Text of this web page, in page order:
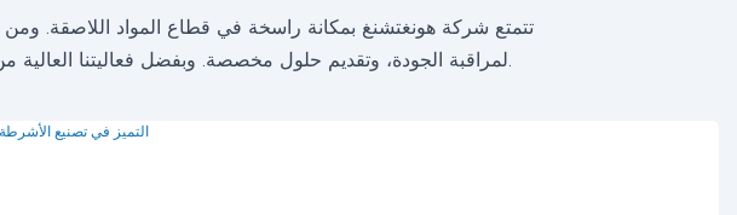
تتمتع شركة هونغتشنغ بمكانة راسخة في قطاع المواد اللاصقة. ومن
لمراقبة الجودة، وتقديم حلول مخصصة. وبفضل فعاليتنا العالية من حيث التكلفة وخبرتنا العملية الواسعة، ندعم تطبيقات الترابط في مختلف الصناعات.